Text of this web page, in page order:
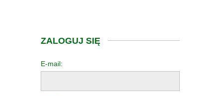
ZALOGUJ SIĘ
E-mail: